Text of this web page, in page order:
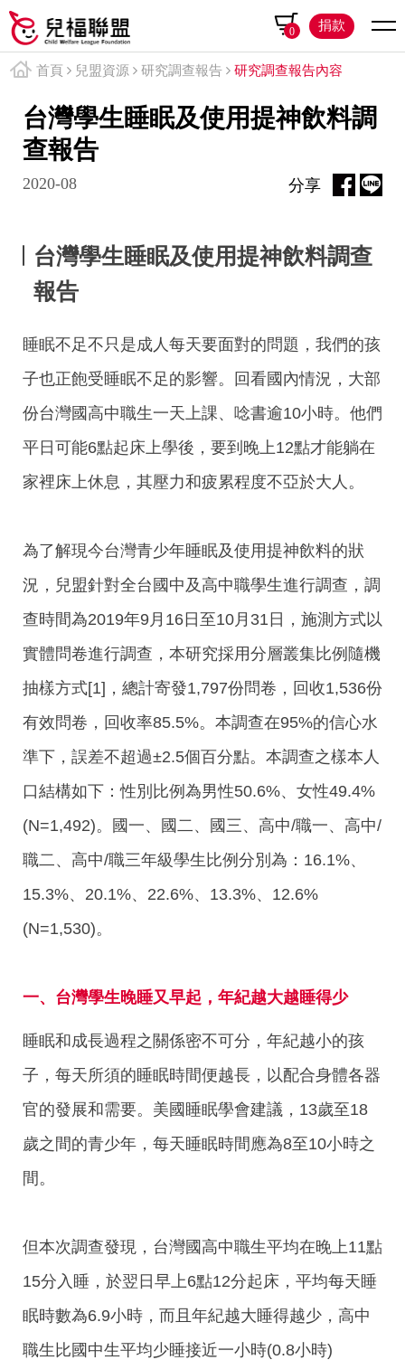
0 捐款
首頁 兒盟資源 研究調查報告 研究調查報告內容
台灣學生睡眠及使用提神飲料調
查報告
2020-08 分享
台灣學生睡眠及使用提神飲料調查
報告
睡眠不足不只是成人每天要面對的問題，我們的孩
子也正飽受睡眠不足的影響。回看國內情況，大部
份台灣國高中職生一天上課、唸書逾10小時。他們
平日可能6點起床上學後，要到晚上12點才能躺在
家裡床上休息，其壓力和疲累程度不亞於大人。
為了解現今台灣青少年睡眠及使用提神飲料的狀
況，兒盟針對全台國中及高中職學生進行調查，調
查時間為2019年9月16日至10月31日，施測方式以
實體問卷進行調查，本研究採用分層叢集比例隨機
抽樣方式[1]，總計寄發1,797份問卷，回收1,536份
有效問卷，回收率85.5%。本調查在95%的信心水
準下，誤差不超過±2.5個百分點。本調查之樣本人
口結構如下：性別比例為男性50.6%、女性49.4%
(N=1,492)。國一、國二、國三、高中/職一、高中/
職二、高中/職三年級學生比例分別為：16.1%、
15.3%、20.1%、22.6%、13.3%、12.6%
(N=1,530)。
一、台灣學生晚睡又早起，年紀越大越睡得少
睡眠和成長過程之關係密不可分，年紀越小的孩
子，每天所須的睡眠時間便越長，以配合身體各器
官的發展和需要。美國睡眠學會建議，13歲至18
歲之間的青少年，每天睡眠時間應為8至10小時之
間。
但本次調查發現，台灣國高中職生平均在晚上11點
15分入睡，於翌日早上6點12分起床，平均每天睡
眠時數為6.9小時，而且年紀越大睡得越少，高中
職生比國中生平均少睡接近一小時(0.8小時)